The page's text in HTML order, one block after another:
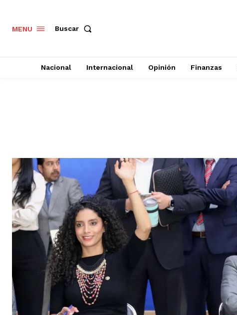
MENU Buscar
Nacional Internacional Opinión Finanzas